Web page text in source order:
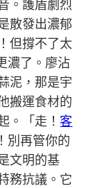
。護盾劇烈
散發出濃郁
但撐不了太
濃了。廖沾
泥，那是宇
搬運食材的
。「走！客
別再管你的
文明的基
務抗議。它